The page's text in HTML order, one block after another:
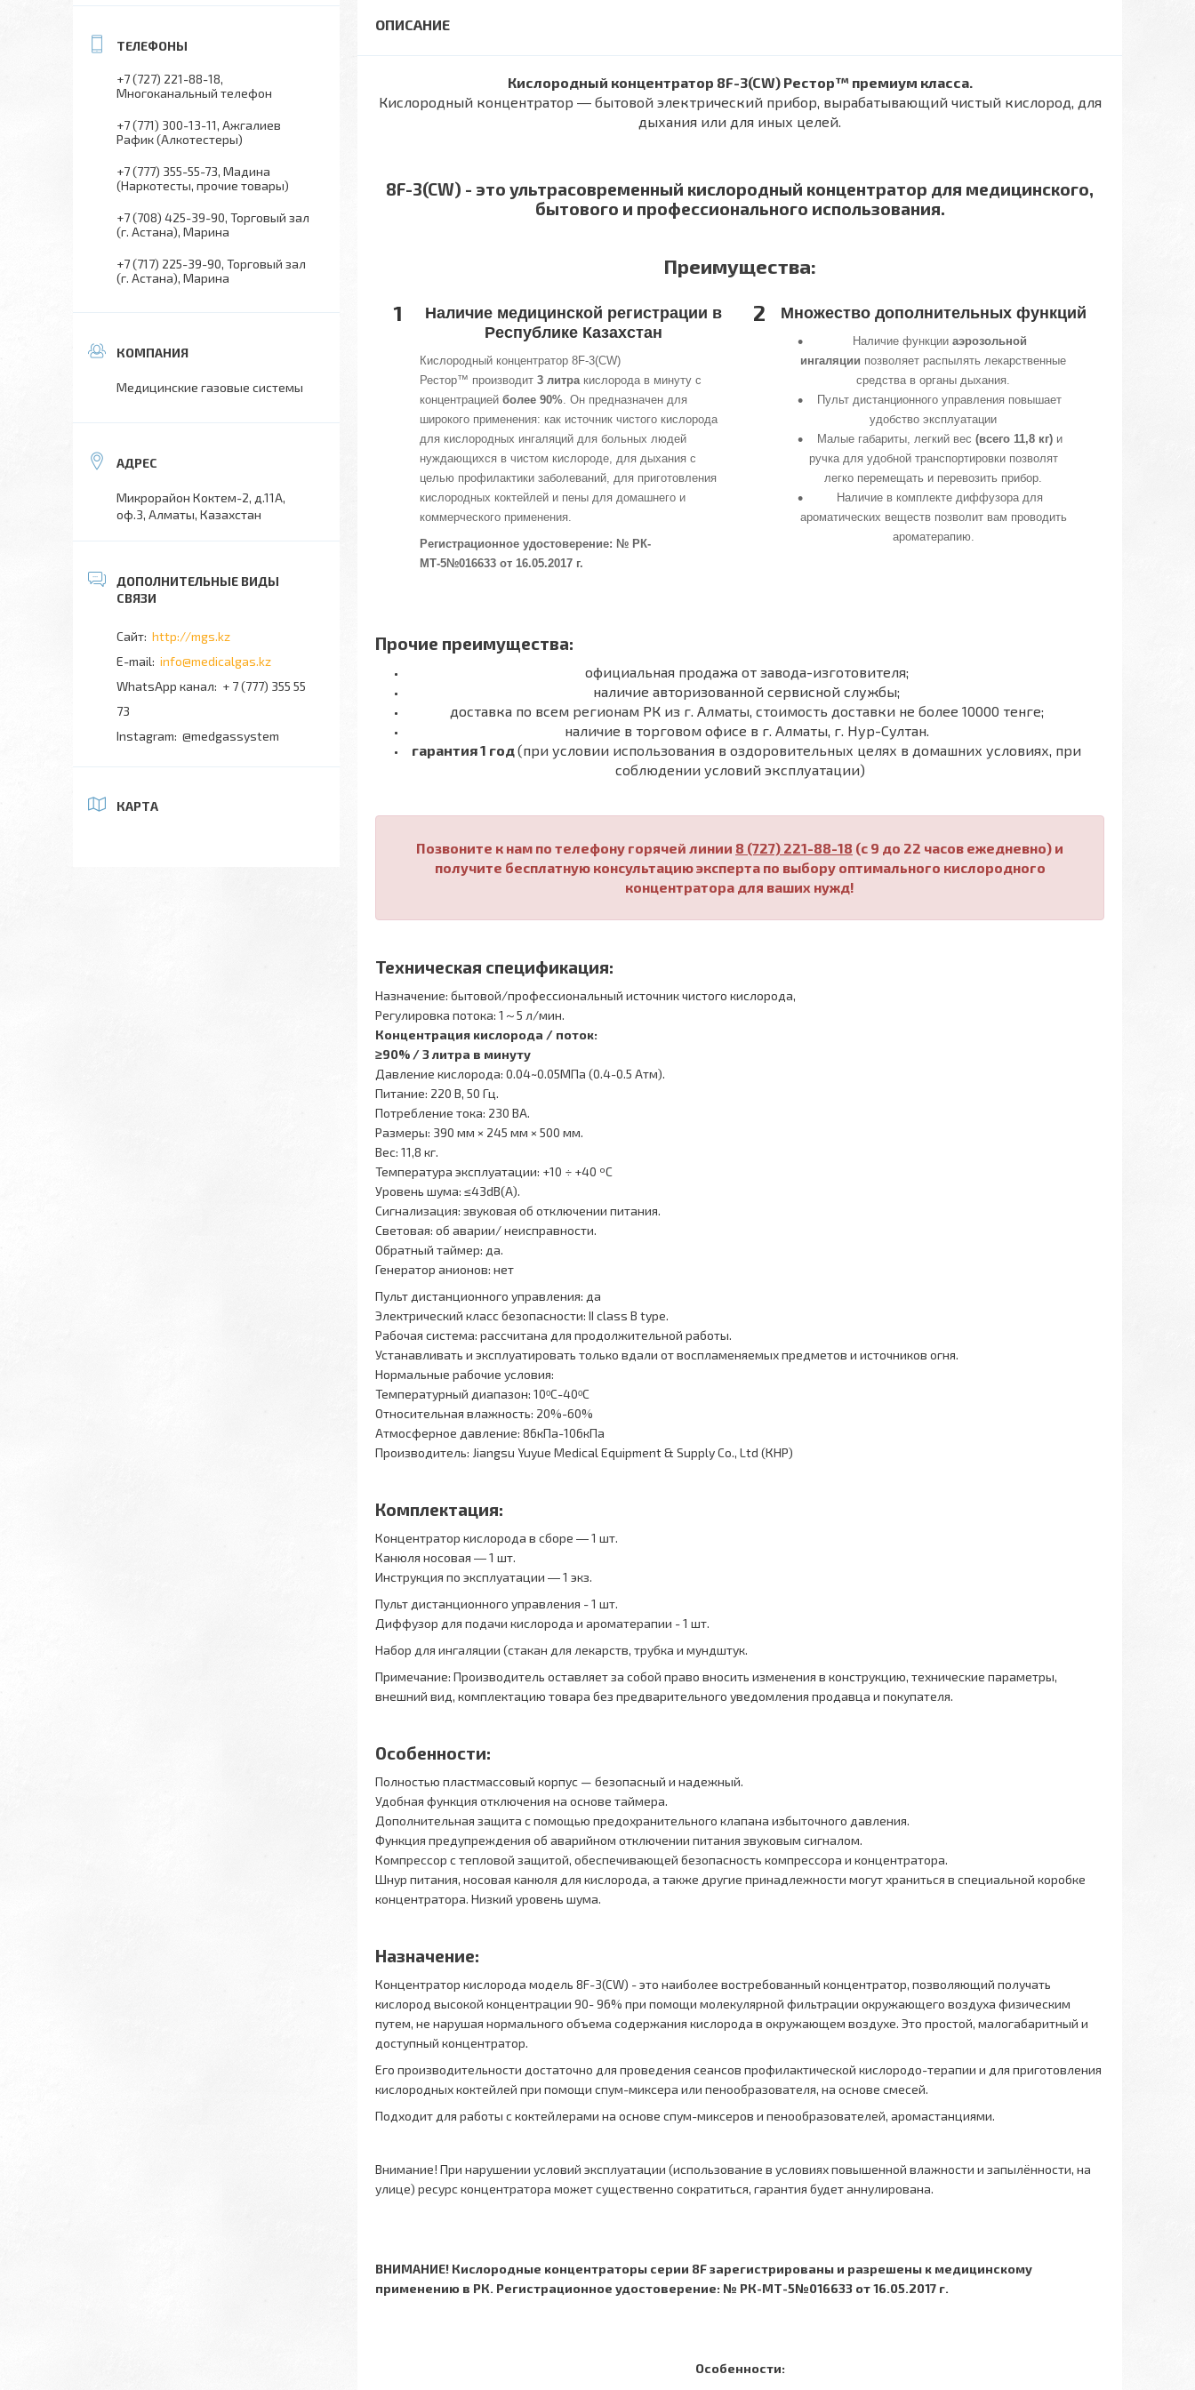
Кислородный концентратор 8F-3(CW) Рестор™ премиум класса.
Кислородный концентратор ― бытовой электрический прибор, вырабатывающий чистый кислород, для
дыхания или для иных целей.
8F-3(CW) - это ультрасовременный кислородный концентратор для медицинского,
бытового и профессионального использования.
Преимущества:
1
Наличие медицинской регистрации в
Республике Казахстан
Кислородный концентратор 8F-3(CW)
Рестор™ производит 3 литра кислорода в минуту с
концентрацией более 90% . Он предназначен для
широкого применения: как источник чистого кислорода
для кислородных ингаляций для больных людей
нуждающихся в чистом кислороде, для дыхания с
целью профилактики заболеваний, для приготовления
кислородных коктейлей и пены для домашнего и
коммерческого применения.
Регистрационное удостоверение: № РК-
МТ-5№016633 от 16.05.2017 г.
2 Множество дополнительных функций
Наличие функции аэрозольной
ингаляции позволяет распылять лекарственные
средства в органы дыхания.
Пульт дистанционного управления повышает
удобство эксплуатации
Малые габариты, легкий вес (всего 11,8 кг)и
ручка для удобной транспортировки позволят
легко перемещать и перевозить прибор.
Наличие в комплекте диффузора для
ароматических веществ позволит вам проводить
ароматерапию.
Прочие преимущества:
официальная продажа от завода-изготовителя;
наличие авторизованной сервисной службы;
доставка по всем регионам РК из г. Алматы, стоимость доставки не более 10000 тенге;
наличие в торговом офисе в г. Алматы, г. Нур-Султан.
гарантия 1 год(при условии использования в оздоровительных целях в домашних условиях, при
соблюдении условий эксплуатации)
Позвоните к нам по телефону горячей линии 8 (727) 221-88-18 (с 9 до 22 часов ежедневно) и
получите бесплатную консультацию эксперта по выбору оптимального кислородного
концентратора для ваших нужд!
Техническая спецификация:
Назначение: бытовой/профессиональный источник чистого кислорода,
Регулировка потока: 1～5 л/мин.
Концентрация кислорода / поток:
≥90% / 3 литра в минуту
Давление кислорода: 0.04~0.05МПа (0.4-0.5 Атм).
Питание: 220 В, 50 Гц.
Потребление тока: 230 ВА.
Размеры: 390 мм × 245 мм × 500 мм.
Вес: 11,8 кг.
Температура эксплуатации: +10 ÷ +40 ºС
Уровень шума: ≤43dB(A).
Сигнализация: звуковая об отключении питания.
Световая: об аварии/ неисправности.
Обратный таймер: да.
Генератор анионов: нет
Пульт дистанционного управления: да
Электрический класс безопасности: II class B type.
Рабочая система: рассчитана для продолжительной работы.
Устанавливать и эксплуатировать только вдали от воспламеняемых предметов и источников огня.
Нормальные рабочие условия:
Температурный диапазон: 10ᵒС-40ᵒС
Относительная влажность: 20%-60%
Атмосферное давление: 86кПа-106кПа
Производитель: Jiangsu Yuyue Medical Equipment & Supply Co., Ltd (КНР)
Комплектация:
Концентратор кислорода в сборе ― 1 шт.
Канюля носовая ― 1 шт.
Инструкция по эксплуатации ― 1 экз.
Пульт дистанционного управления - 1 шт.
Диффузор для подачи кислорода и ароматерапии - 1 шт.
Набор для ингаляции (стакан для лекарств, трубка и мундштук.
Примечание: Производитель оставляет за собой право вносить изменения в конструкцию, технические параметры,
внешний вид, комплектацию товара без предварительного уведомления продавца и покупателя.
Особенности:
Полностью пластмассовый корпус — безопасный и надежный.
Удобная функция отключения на основе таймера.
Дополнительная защита с помощью предохранительного клапана избыточного давления.
Функция предупреждения об аварийном отключении питания звуковым сигналом.
Компрессор с тепловой защитой, обеспечивающей безопасность компрессора и концентратора.
Шнур питания, носовая канюля для кислорода, а также другие принадлежности могут храниться в специальной коробке
концентратора. Низкий уровень шума.
Назначение:
Концентратор кислорода модель 8F-3(CW) - это наиболее востребованный концентратор, позволяющий получать
кислород высокой концентрации 90- 96% при помощи молекулярной фильтрации окружающего воздуха физическим
путем, не нарушая нормального объема содержания кислорода в окружающем воздухе. Это простой, малогабаритный и
доступный концентратор.
Его производительности достаточно для проведения сеансов профилактической кислородо-терапии и для приготовления
кислородных коктейлей при помощи спум-миксера или пенообразователя, на основе смесей.
Подходит для работы с коктейлерами на основе спум-миксеров и пенообразователей, аромастанциями.
Внимание! При нарушении условий эксплуатации (использование в условиях повышенной влажности и запылённости, на
улице) ресурс концентратора может существенно сократиться, гарантия будет аннулирована.
ВНИМАНИЕ! Кислородные концентраторы серии 8F зарегистрированы и разрешены к медицинскому
применению в РК. Регистрационное удостоверение: № РК-МТ-5№016633 от 16.05.2017 г.
Особенности:
+7 (727) 221-88-18
Многоканальный телефон
+7 (771) 300-13-11 Ажгалиев
Рафик (Алкотестеры)
+7 (777) 355-55-73 Мадина
(Наркотесты, прочие товары)
+7 (708) 425-39-90 Торговый зал
(г. Астана), Марина
+7 (717) 225-39-90 Торговый зал
(г. Астана), Марина
Медицинские газовые системы
Микрорайон Коктем-2, д.11А,
оф.3, Алматы, Казахстан
http://mgs.kz
info@medicalgas.kz
WhatsApp канал
+ 7 (777) 355 55
73
Instagram @medgassystem
КАРТА